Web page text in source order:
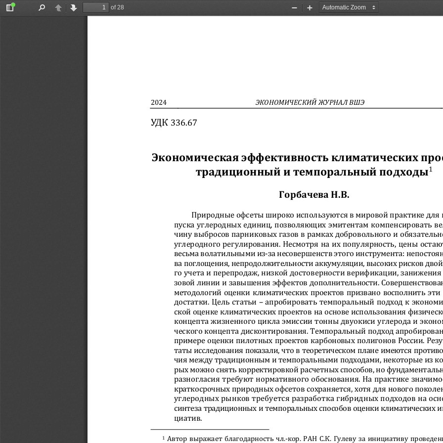
Toggle
PreviousNext
of 28
Zoom
Zoom
2024 ЭКОНОМИЧЕСКИЙ ЖУРНАЛ ВШЭ
УДК 336.67
Экономическая эффективность климатических
традиционный и темпоральный подходы1
Горбачева Н.В.
Природные офсеты широко используются в мировой практике для
пуска углеродных единиц, позволяющих эмитентам компенсировать
чину выбросов парниковых газов в рамках добровольного и
углеродного регулирования. Несмотря на их популярность, цены
весьма волатильными из-за несовершенств этого инструмента:
ва поглощения, непродолжительности аккумуляции, высоких рисков
го учета и перепродаж, низкой достоверности верификации, занижения
зовой линии и завышения эффектов дополнительности.
методологий оценки климатических проектов призвано восполнить эти
достатки. Цель статьи – апробировать темпоральный подход к
ской оценке климатических проектов на основе использования
концепта жизненного цикла эмиссии тонны двуокиси углерода и
ческого концепта дисконтирования. Темпоральный подход
примере оценки пилотных проектов карбоновых полигонов России.
таты исследования показали, что в теоретическом плане имеются
чия между традиционным и темпоральными подходами, некоторые из
рых можно снять корректировкой расчетных способов, но
разногласия требуют нормативного обоснования. На практике
краткосрочных природных офсетов сохраняется, хотя для нового
углеродных рынков требуется разработка гибридных подходов на
синтеза традиционных и темпоральных способов оценки климатических
циатив.
1 Автор выражает благодарность чл.-кор. РАН С.К. Гулеву за инициативу